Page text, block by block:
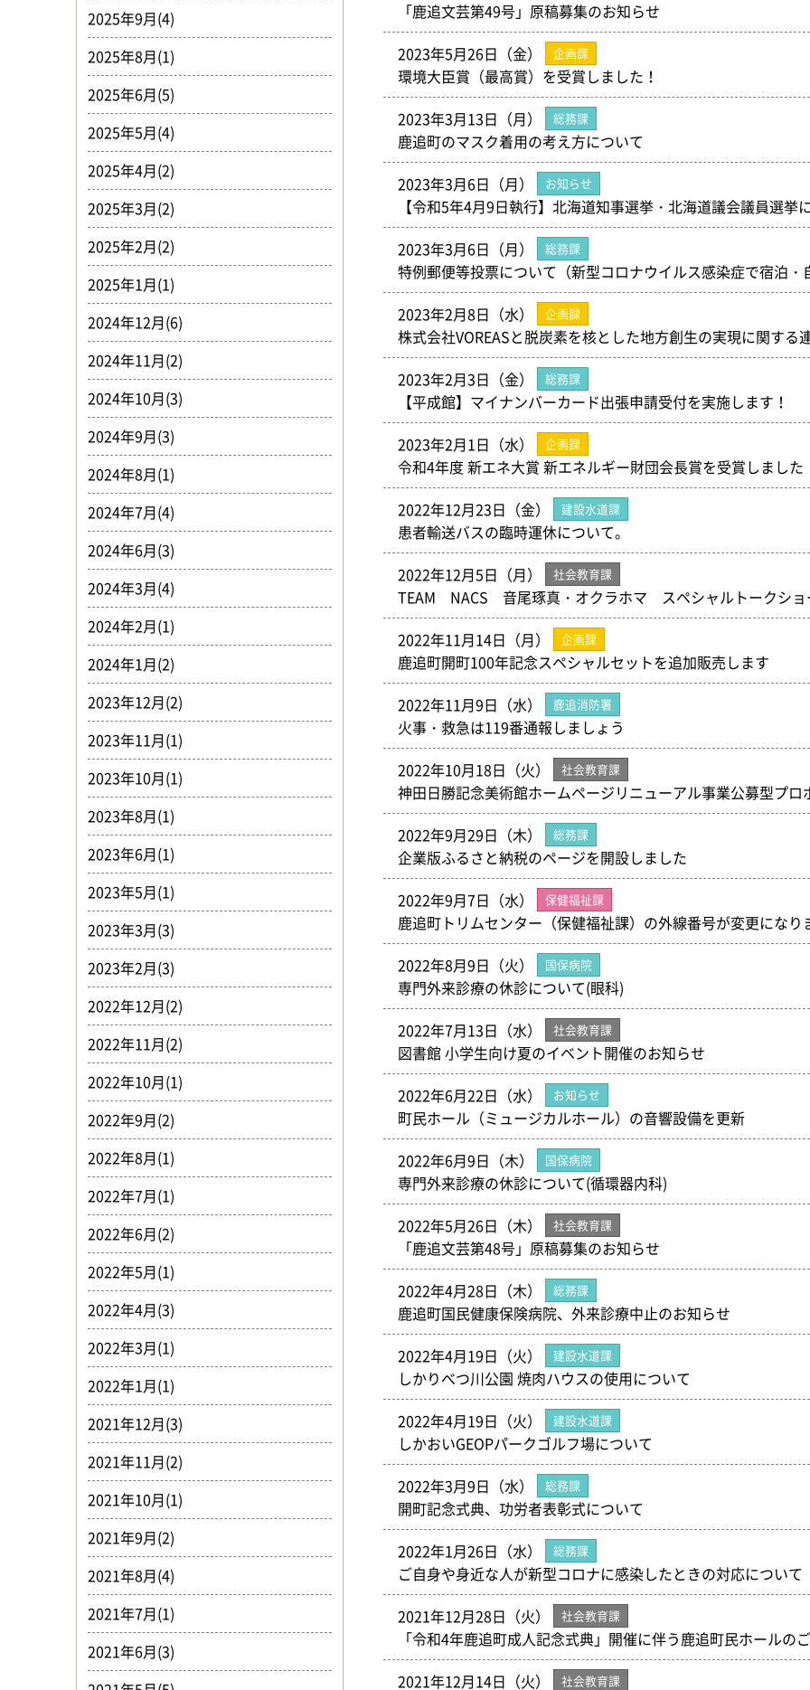
「鹿追文芸第49号」原稿募集のお知らせ
2023年5月26日（金）
企画課
環境大臣賞（最高賞）を受賞しました！
2023年3月13日（月）
総務課
鹿追町のマスク着用の考え方について
2023年3月6日（月）
お知らせ
【令和5年4月9日執行】北海道知事選挙・北海道議会議員選挙
2023年3月6日（月）
総務課
特例郵便等投票について（新型コロナウイルス感染症で宿泊
2023年2月8日（水）
企画課
株式会社VOREASと脱炭素を核とした地方創生の実現に関する
2023年2月3日（金）
総務課
【平成館】マイナンバーカード出張申請受付を実施します！
2023年2月1日（水）
企画課
令和4年度 新エネ大賞 新エネルギー財団会長賞を受賞しました
2022年12月23日（金）
建設水道課
患者輸送バスの臨時運休について。
2022年12月5日（月）
社会教育課
TEAM NACS 音尾琢真・オクラホマ スペシャルトークショ
2022年11月14日（月）
企画課
鹿追町開町100年記念スペシャルセットを追加販売します
2022年11月9日（水）
鹿追消防署
火事・救急は119番通報しましょう
2022年10月18日（火）
社会教育課
神田日勝記念美術館ホームページリニューアル事業公募型プ
2022年9月29日（木）
総務課
企業版ふるさと納税のページを開設しました
2022年9月7日（水）
保健福祉課
鹿追町トリムセンター（保健福祉課）の外線番号が変更になり
2022年8月9日（火）
国保病院
専門外来診療の休診について(眼科)
2022年7月13日（水）
社会教育課
図書館 小学生向け夏のイベント開催のお知らせ
2022年6月22日（水）
お知らせ
町民ホール（ミュージカルホール）の音響設備を更新
2022年6月9日（木）
国保病院
専門外来診療の休診について(循環器内科)
2022年5月26日（木）
社会教育課
「鹿追文芸第48号」原稿募集のお知らせ
2022年4月28日（木）
総務課
鹿追町国民健康保険病院、外来診療中止のお知らせ
2022年4月19日（火）
建設水道課
しかりべつ川公園 焼肉ハウスの使用について
2022年4月19日（火）
建設水道課
しかおいGEOPパークゴルフ場について
2022年3月9日（水）
総務課
開町記念式典、功労者表彰式について
2022年1月26日（水）
総務課
ご自身や身近な人が新型コロナに感染したときの対応について
2021年12月28日（火）
社会教育課
「令和4年鹿追町成人記念式典」開催に伴う鹿追町民ホールの
2021年12月14日（火）
社会教育課
2025年9月(4)
2025年8月(1)
2025年6月(5)
2025年5月(4)
2025年4月(2)
2025年3月(2)
2025年2月(2)
2025年1月(1)
2024年12月(6)
2024年11月(2)
2024年10月(3)
2024年9月(3)
2024年8月(1)
2024年7月(4)
2024年6月(3)
2024年3月(4)
2024年2月(1)
2024年1月(2)
2023年12月(2)
2023年11月(1)
2023年10月(1)
2023年8月(1)
2023年6月(1)
2023年5月(1)
2023年3月(3)
2023年2月(3)
2022年12月(2)
2022年11月(2)
2022年10月(1)
2022年9月(2)
2022年8月(1)
2022年7月(1)
2022年6月(2)
2022年5月(1)
2022年4月(3)
2022年3月(1)
2022年1月(1)
2021年12月(3)
2021年11月(2)
2021年10月(1)
2021年9月(2)
2021年8月(4)
2021年7月(1)
2021年6月(3)